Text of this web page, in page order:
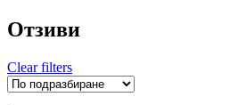
Отзиви
Clear filters